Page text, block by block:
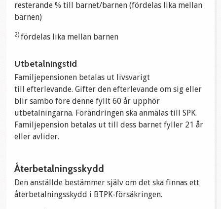
resterande % till barnet/barnen (fördelas lika mellan
barnen)
2)fördelas lika mellan barnen
Utbetalningstid
Familjepensionen betalas ut livsvarigt
till efterlevande. Gifter den efterlevande om sig eller
blir sambo före denne fyllt 60 år upphör
utbetalningarna. Förändringen ska anmälas till SPK.
Familjepension betalas ut till dess barnet fyller 21 år
eller avlider.
Återbetalningsskydd
Den anställde bestämmer själv om det ska finnas ett
återbetalningsskydd i BTPK-försäkringen.